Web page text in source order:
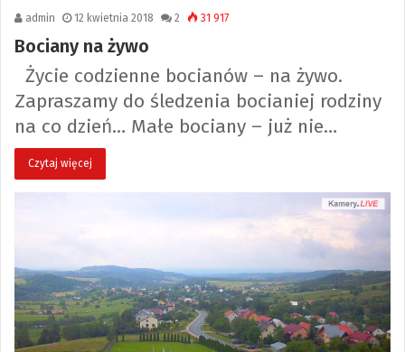
admin 12 kwietnia 2018 2 31 917
Bociany na żywo
Życie codzienne bocianów – na żywo.
Zapraszamy do śledzenia bocianiej rodziny
na co dzień… Małe bociany – już nie…
Czytaj więcej